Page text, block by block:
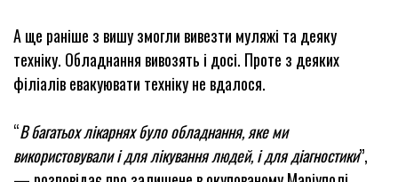
А ще раніше з вишу змогли вивезти муляжі та деяку
техніку. Обладнання вивозять і досі. Проте з деяких
філіалів евакуювати техніку не вдалося.
“В багатьох лікарнях було обладнання, яке ми
використовували і для лікування людей, і для діагностики”,